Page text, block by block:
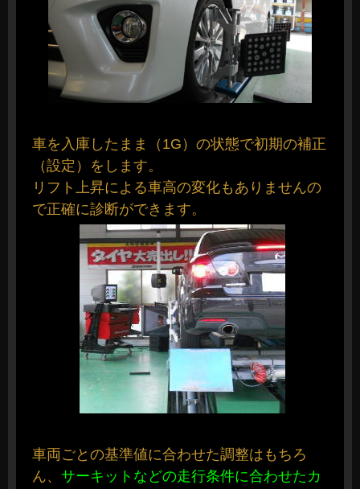
車を入庫したまま（1G）の状態で初期の補正
（設定）をします。
リフト上昇による車高の変化もありませんの
で正確に診断ができます。
車両ごとの基準値に合わせた調整はもちろ
ん、 サーキットなどの走行条件に合わせたカ